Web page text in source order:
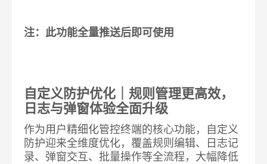
注：此功能全量推送后即可使用
自定义防护优化｜规则管理更高效，
日志与弹窗体验全面升级
作为用户精细化管控终端的核心功能，自定义
防护迎来全维度优化，覆盖规则编辑、日志记
录、弹窗交互、批量操作等全流程，大幅降低